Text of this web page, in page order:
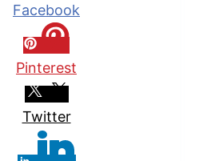
Facebook
Pinterest
Twitter